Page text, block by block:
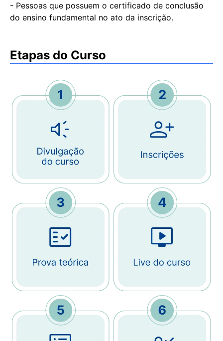
- Pessoas que possuem o certificado de conclusão
do ensino fundamental no ato da inscrição.
Etapas do Curso